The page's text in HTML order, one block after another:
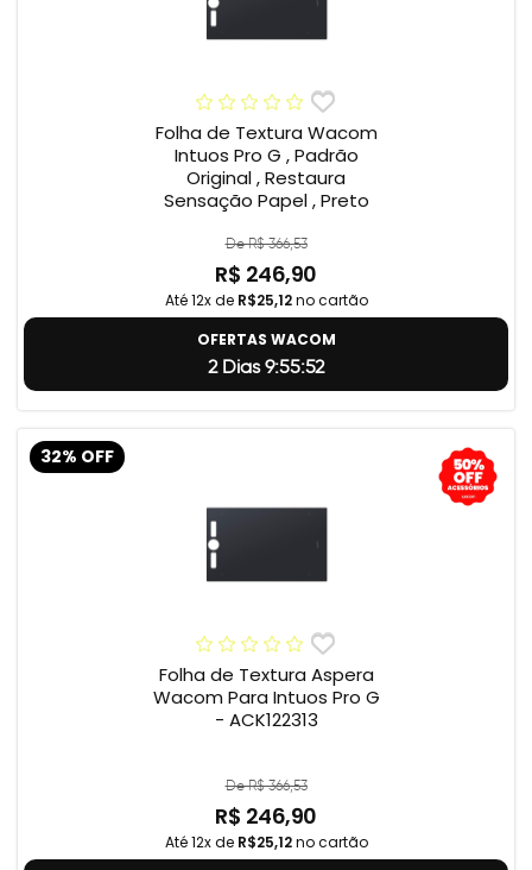
Folha de Textura Wacom
Intuos Pro G , Padrão
Original , Restaura
Sensação Papel , Preto
De R$ 366,53
R$ 246,90
Até 12x de R$25,12no cartão
OFERTAS WACOM
2 Dias 9:55:51
32% OFF
Folha de Textura Aspera
Wacom Para Intuos Pro G
- ACK122313
De R$ 366,53
R$ 246,90
Até 12x de R$25,12no cartão